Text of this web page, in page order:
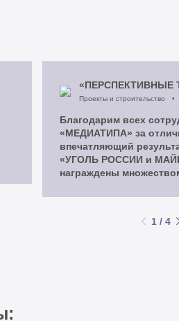
«ПЕРСПЕКТИВНЫЕ
Проекты и строительство
Благодарим всех
«МЕДИАТИПА» за
впечатляющий
«УГОЛЬ РОССИИ и
награждены
за наш павильон.
ни первый год,
1 / 4